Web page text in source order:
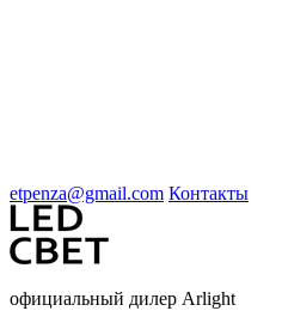
etpenza@gmail.com Контакты
официальный дилер Arlight